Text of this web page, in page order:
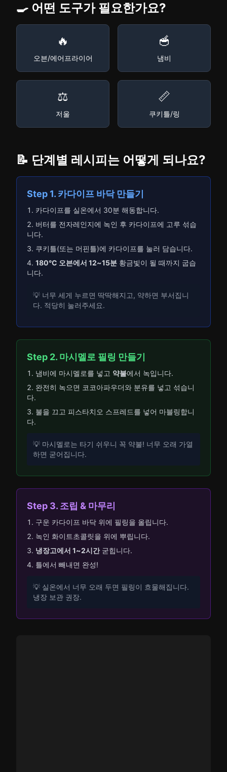
🍳 어떤 도구가 필요한가요?
🔥
오븐/에어프라이어
🥣
냄비
⚖️
저울
📏
쿠키틀/링
📝 단계별 레시피는 어떻게 되나요?
Step 1. 카다이프 바닥 만들기
카다이프를 실온에서 30분 해동합니다.
버터를 전자레인지에 녹인 후 카다이프에 고루 섞습
니다.
쿠키틀(또는 머핀틀)에 카다이프를 눌러 담습니다.
180°C 오븐에서 12~15분 황금빛이 될 때까지 굽습
니다.
💡 너무 세게 누르면 딱딱해지고, 약하면 부서집니
다. 적당히 눌러주세요.
Step 2. 마시멜로 필링 만들기
냄비에 마시멜로를 넣고 약불에서 녹입니다.
완전히 녹으면 코코아파우더와 분유를 넣고 섞습니
다.
불을 끄고 피스타치오 스프레드를 넣어 마블링합니
다.
💡 마시멜로는 타기 쉬우니 꼭 약불! 너무 오래 가열
하면 굳어집니다.
Step 3. 조립 & 마무리
구운 카다이프 바닥 위에 필링을 올립니다.
녹인 화이트초콜릿을 위에 뿌립니다.
냉장고에서 1~2시간굳힙니다.
틀에서 빼내면 완성!
💡 실온에서 너무 오래 두면 필링이 흐물해집니다.
냉장 보관 권장.